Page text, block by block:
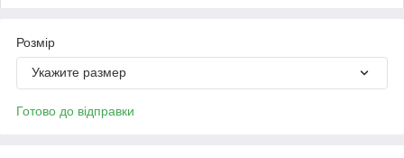
Розмір
Укажите размер
Готово до відправки